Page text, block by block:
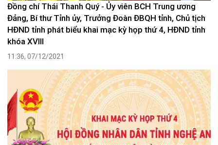
Đồng chí Thái Thanh Quý - Ủy viên BCH Trung ương
Đảng, Bí thư Tỉnh ủy, Trưởng Đoàn ĐBQH tỉnh, Chủ tịch
HĐND tỉnh phát biểu khai mạc kỳ họp thứ 4, HĐND tỉnh
khóa XVIII
11:36, 07/12/2021